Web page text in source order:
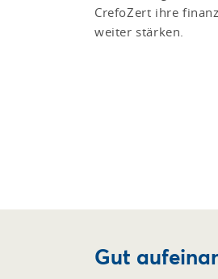
CrefoZert ihre
weiter stärken.
Gut